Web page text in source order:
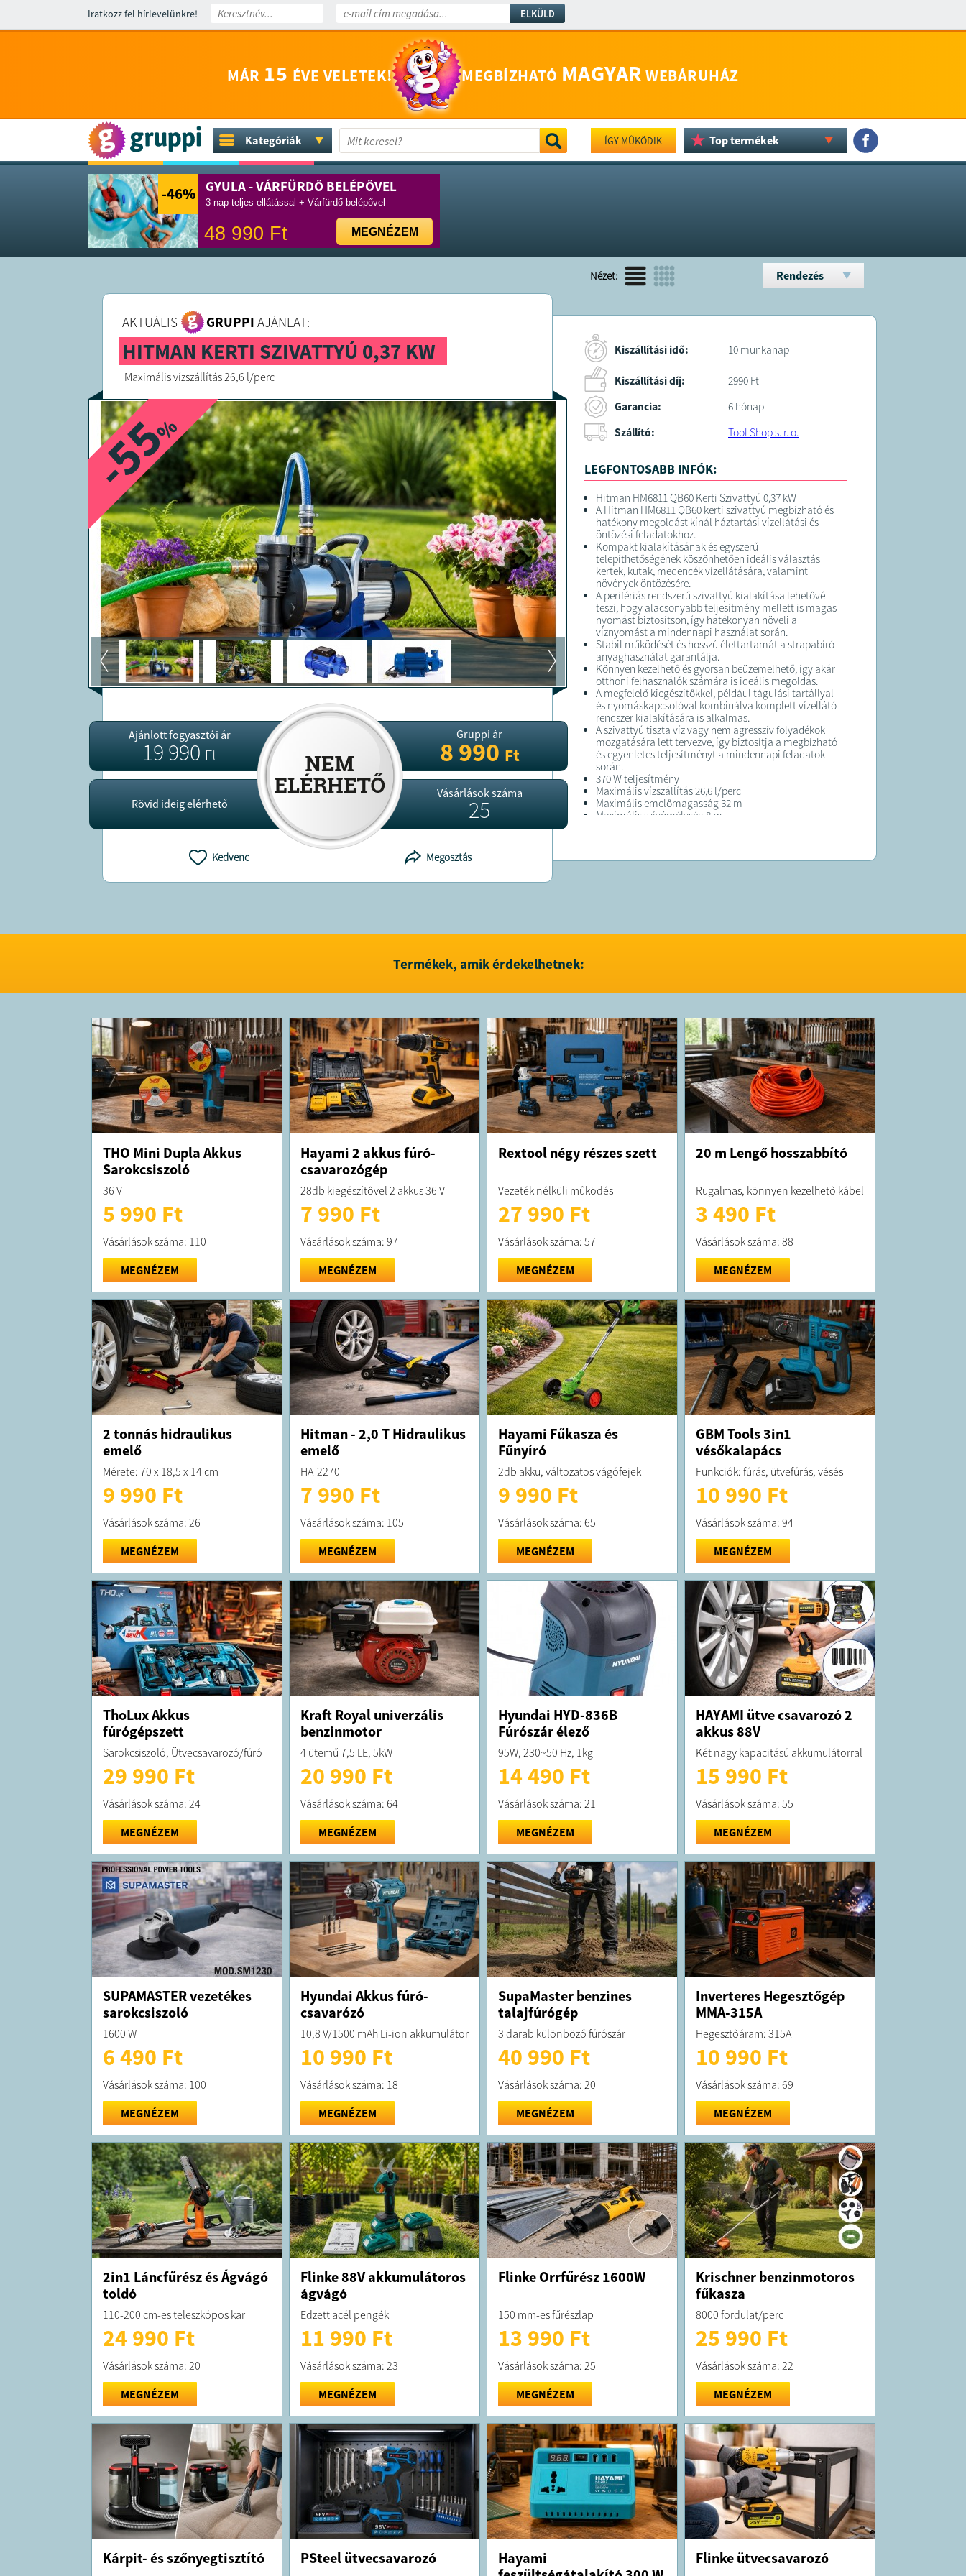
Iratkozz fel hírlevelünkre! ELKÜLD
MÁR 15 ÉVE VELETEK! MEGBÍZHATÓ MAGYAR WEBÁRUHÁZ
Kategóriák ÍGY MŰKÖDIK Top termékek
-46% GYULA - VÁRFÜRDŐ BELÉPŐVEL
3 nap teljes ellátással + Várfürdő belépővel
48 990 Ft MEGNÉZEM
Nézet: Rendezés
AKTUÁLIS GRUPPI AJÁNLAT:
HITMAN KERTI SZIVATTYÚ 0,37 KW
Maximális vízszállítás 26,6 l/perc
-55
%
Ajánlott fogyasztói ár
19 990Ft
Rövid ideig elérhető
Gruppi ár
8 990Ft
Vásárlások száma
25
Kedvenc Megosztás
Kiszállítási idő: 10 munkanap
Kiszállítási díj:
2990 Ft
Garancia:
6 hónap
Szállító:
Tool Shop s. r. o.
LEGFONTOSABB INFÓK:
Hitman HM6811 QB60 Kerti Szivattyú 0,37 kW
A Hitman HM6811 QB60 kerti szivattyú megbízható és
hatékony megoldást kínál háztartási vízellátási és
öntözési feladatokhoz.
Kompakt kialakításának és egyszerű
telepíthetőségének köszönhetően ideális választás
kertek, kutak, medencék vízellátására, valamint
növények öntözésére.
A perifériás rendszerű szivattyú kialakítása lehetővé
teszi, hogy alacsonyabb teljesítmény mellett is magas
nyomást biztosítson, így hatékonyan növeli a
víznyomást a mindennapi használat során.
Stabil működését és hosszú élettartamát a strapabíró
anyaghasználat garantálja.
Könnyen kezelhető és gyorsan beüzemelhető, így akár
otthoni felhasználók számára is ideális megoldás.
A megfelelő kiegészítőkkel, például tágulási tartállyal
és nyomáskapcsolóval kombinálva komplett vízellátó
rendszer kialakítására is alkalmas.
A szivattyú tiszta víz vagy nem agresszív folyadékok
mozgatására lett tervezve, így biztosítja a megbízható
és egyenletes teljesítményt a mindennapi feladatok
során.
370 W teljesítmény
Maximális vízszállítás 26,6 l/perc
Maximális emelőmagasság 32 m
Maximális szívómélység 8 m
Kompakt és könnyen telepíthető
A terméket forgalmazza a Tool Shop s. r. o.
Termékek, amik érdekelhetnek:
THO Mini Dupla Akkus
Sarokcsiszoló
36 V
5 990 Ft
Vásárlások száma: 110
MEGNÉZEM
Hayami 2 akkus fúró-
csavarozógép
28db kiegészítővel 2 akkus 36 V
7 990 Ft
Vásárlások száma: 97
MEGNÉZEM
Rextool négy részes szett
Vezeték nélküli működés
27 990 Ft
Vásárlások száma: 57
MEGNÉZEM
20 m Lengő hosszabbító
Rugalmas, könnyen kezelhető kábel
3 490 Ft
Vásárlások száma: 88
MEGNÉZEM
2 tonnás hidraulikus
emelő
Mérete: 70 x 18,5 x 14 cm
9 990 Ft
Vásárlások száma: 26
MEGNÉZEM
Hitman - 2,0 T Hidraulikus
emelő
HA-2270
7 990 Ft
Vásárlások száma: 105
MEGNÉZEM
Hayami Fűkasza és
Fűnyíró
2db akku, változatos vágófejek
9 990 Ft
Vásárlások száma: 65
MEGNÉZEM
GBM Tools 3in1
vésőkalapács
Funkciók: fúrás, ütvefúrás, vésés
10 990 Ft
Vásárlások száma: 94
MEGNÉZEM
ThoLux Akkus
fúrógépszett
Sarokcsiszoló, Ütvecsavarozó/fúró
29 990 Ft
Vásárlások száma: 24
MEGNÉZEM
Kraft Royal univerzális
benzinmotor
4 ütemű 7,5 LE, 5kW
20 990 Ft
Vásárlások száma: 64
MEGNÉZEM
Hyundai HYD-836B
Fúrószár élező
95W, 230~50 Hz, 1kg
14 490 Ft
Vásárlások száma: 21
MEGNÉZEM
HAYAMI ütve csavarozó 2
akkus 88V
Két nagy kapacitású akkumulátorral
15 990 Ft
Vásárlások száma: 55
MEGNÉZEM
SUPAMASTER vezetékes
sarokcsiszoló
1600 W
6 490 Ft
Vásárlások száma: 100
MEGNÉZEM
Hyundai Akkus fúró-
csavarózó
10,8 V/1500 mAh Li-ion akkumulátor
10 990 Ft
Vásárlások száma: 18
MEGNÉZEM
SupaMaster benzines
talajfúrógép
3 darab különböző fúrószár
40 990 Ft
Vásárlások száma: 20
MEGNÉZEM
Inverteres Hegesztőgép
MMA-315A
Hegesztőáram: 315A
10 990 Ft
Vásárlások száma: 69
MEGNÉZEM
2in1 Láncfűrész és Ágvágó
toldó
110-200 cm-es teleszkópos kar
24 990 Ft
Vásárlások száma: 20
MEGNÉZEM
Flinke 88V akkumulátoros
ágvágó
Edzett acél pengék
11 990 Ft
Vásárlások száma: 23
MEGNÉZEM
Flinke Orrfűrész 1600W
150 mm-es fűrészlap
13 990 Ft
Vásárlások száma: 25
MEGNÉZEM
Krischner benzinmotoros
fűkasza
8000 fordulat/perc
25 990 Ft
Vásárlások száma: 22
MEGNÉZEM
Kárpit- és szőnyegtisztító PSteel ütvecsavarozó
Hayami
Flinke ütvecsavarozó